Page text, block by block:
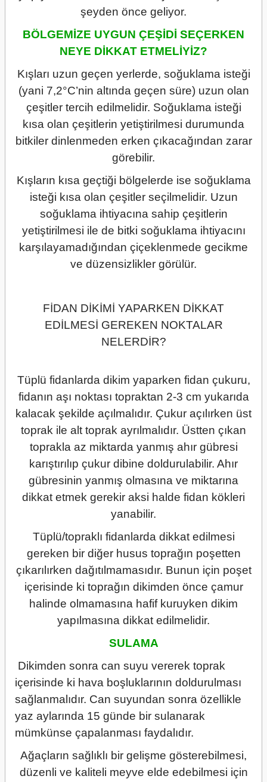
şeyden önce geliyor.
BÖLGEMİZE UYGUN ÇEŞİDİ SEÇERKEN
NEYE DİKKAT ETMELİYİZ?
Kışları uzun geçen yerlerde, soğuklama isteği
(yani 7,2°C’nin altında geçen süre) uzun olan
çeşitler tercih edilmelidir. Soğuklama isteği
kısa olan çeşitlerin yetiştirilmesi durumunda
bitkiler dinlenmeden erken çıkacağından zarar
görebilir.
Kışların kısa geçtiği bölgelerde ise soğuklama
isteği kısa olan çeşitler seçilmelidir. Uzun
soğuklama ihtiyacına sahip çeşitlerin
yetiştirilmesi ile de bitki soğuklama ihtiyacını
karşılayamadığından çiçeklenmede gecikme
ve düzensizlikler görülür.
FİDAN DİKİMİ YAPARKEN DİKKAT
EDİLMESİ GEREKEN NOKTALAR
NELERDİR?
Tüplü fidanlarda dikim yaparken fidan çukuru,
fidanın aşı noktası topraktan 2-3 cm yukarıda
kalacak şekilde açılmalıdır. Çukur açılırken üst
toprak ile alt toprak ayrılmalıdır. Üstten çıkan
toprakla az miktarda yanmış ahır gübresi
karıştırılıp çukur dibine doldurulabilir. Ahır
gübresinin yanmış olmasına ve miktarına
dikkat etmek gerekir aksi halde fidan kökleri
yanabilir.
Tüplü/topraklı fidanlarda dikkat edilmesi
gereken bir diğer husus toprağın poşetten
çıkarılırken dağıtılmamasıdır. Bunun için poşet
içerisinde ki toprağın dikimden önce çamur
halinde olmamasına hafif kuruyken dikim
yapılmasına dikkat edilmelidir.
SULAMA
Dikimden sonra can suyu vererek toprak
içerisinde ki hava boşluklarının doldurulması
sağlanmalıdır. Can suyundan sonra özellikle
yaz aylarında 15 günde bir sulanarak
mümkünse çapalanması faydalıdır.
Ağaçların sağlıklı bir gelişme gösterebilmesi,
düzenli ve kaliteli meyve elde edebilmesi için